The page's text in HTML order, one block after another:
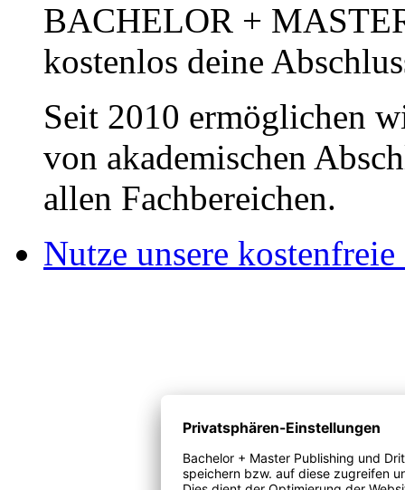
BACHELOR +
kostenlos deine
Seit 2010 ermöglichen
von akademischen
allen Fachbereichen.
Nutze unsere